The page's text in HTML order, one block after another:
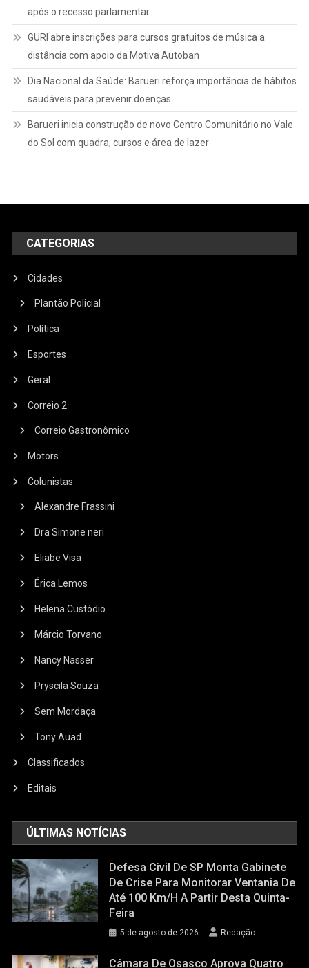
após o recesso parlamentar
GURI abre inscrições para cursos gratuitos de música a
distância com apoio da Motiva Autoban
Dia Nacional da Saúde: Barueri reforça importância de hábitos
saudáveis para prevenir doenças
Barueri inicia construção de novo Centro Comunitário no Vale
do Sol com quadra, cursos e área de lazer
CATEGORIAS
Cidades
Plantão Policial
Política
Esportes
Geral
Correio 2
Correio Gastronômico
Motors
Colunistas
Alexandre Frassini
Dra Simone neri
Eliabe Visa
Érica Lemos
Helena Custódio
Márcio Torvano
Nancy Nasser
Pryscila Souza
Sem Mordaça
Tony Auad
Classificados
Editais
ÚLTIMAS NOTÍCIAS
Defesa Civil De SP Monta Gabinete
De Crise Para Monitorar Ventania De
Até 100 Km/h A Partir Desta Quinta-
Feira
5 de agosto de 2026 Redação
Câmara De Osasco Aprova Quatro